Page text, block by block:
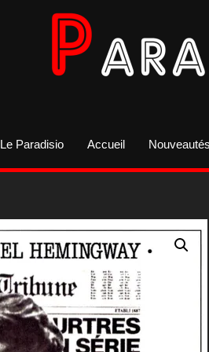
Le Paradisio Accueil Nouveautés